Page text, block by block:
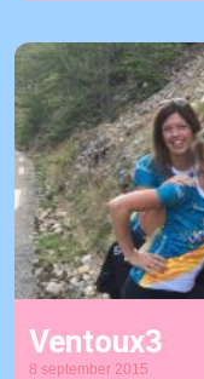
Ventoux3
8 september 2015